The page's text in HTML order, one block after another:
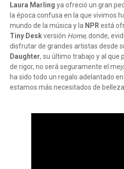
Laura Marling ya ofreció un gran
la época confusa en la que vivimos
mundo de la música y la NPR está
Tiny Deskversión Home, donde,
disfrutar de grandes artistas desde
Daughter, su último trabajo y al que
de rigor, no será seguramente el
ha sido todo un regalo adelantado
estamos más necesitados de